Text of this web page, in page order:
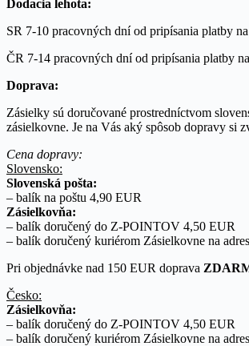
Dodacia lehota:
SR 7-10 pracovných dní od pripísania platby
ČR 7-14 pracovných dní od pripísania platby
Doprava:
Zásielky sú doručované prostredníctvom
zásielkovne. Je na Vás aký spôsob dopravy si
Cena dopravy:
Slovensko:
Slovenská pošta:
– balík na poštu 4,90 EUR
Zásielkovňa:
– balík doručený do Z-POINTOV 4,50 EUR
– balík doručený kuriérom Zásielkovne na
Pri objednávke nad 150 EUR doprava
Česko:
Zásielkovňa:
– balík doručený do Z-POINTOV 4,50 EUR
– balík doručený kuriérom Zásielkovne na